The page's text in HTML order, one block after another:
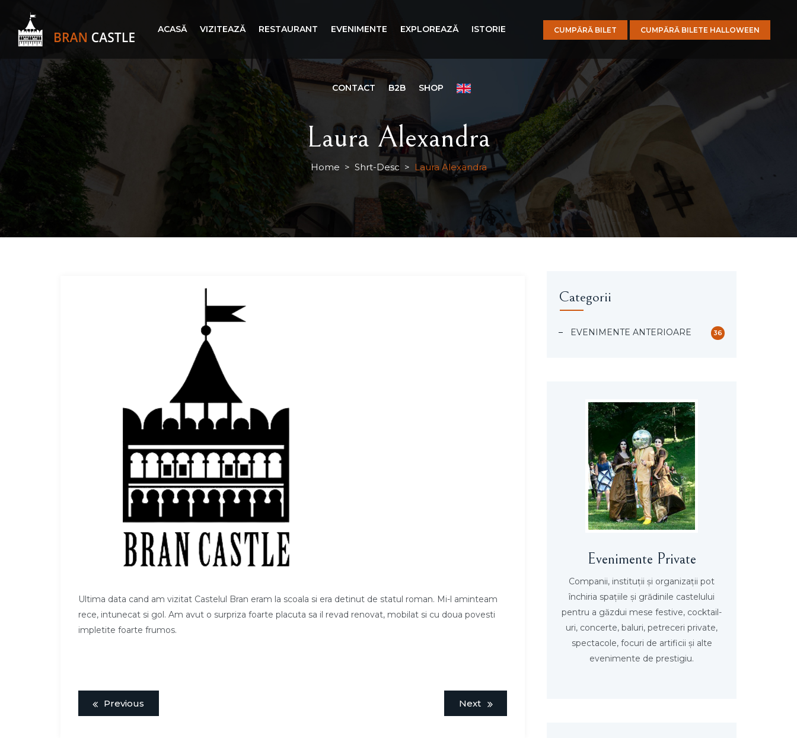
CUMPĂRĂ BILET CUMPĂRĂ BILETE HALLOWEEN
ACASĂ VIZITEAZĂ RESTAURANT EVENIMENTE EXPLOREAZĂ ISTORIE
CONTACT B2B SHOP
Laura Alexandra
Home > Shrt-Desc > Laura Alexandra
Ultima data cand am vizitat Castelul Bran eram la scoala si era detinut de statul roman. Mi-l aminteam
rece, intunecat si gol. Am avut o surpriza foarte placuta sa il revad renovat, mobilat si cu doua povesti
impletite foarte frumos.
Previous Next
Categorii
EVENIMENTE ANTERIOARE 36
Evenimente Private
Companii, instituţii şi organizaţii pot
închiria spaţiile şi grădinile castelului
pentru a găzdui mese festive, cocktail-
uri, concerte, baluri, petreceri private,
spectacole, focuri de artificii şi alte
evenimente de prestigiu.